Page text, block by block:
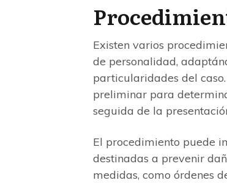
Existen varios
de personalidad,
particularidades del
preliminar para
seguida de la
El procedimiento puede
destinadas a prevenir
medidas, como órdenes